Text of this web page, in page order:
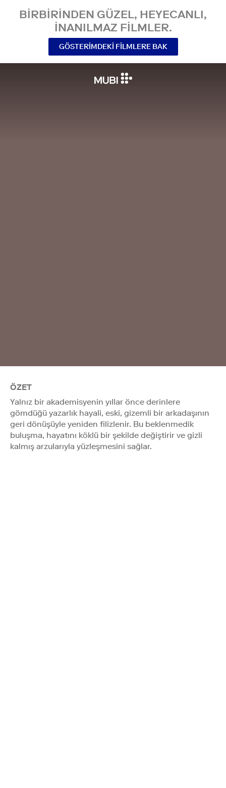
BIRBIRINDEN GÜZEL, HEYECANLI,
INANILMAZ FILMLER.
GÖSTERIMDEKI FILMLERE BAK
ÖZET
Yalnız bir akademisyenin yıllar önce derinlere
gömdüğü yazarlık hayali, eski, gizemli bir arkadaşının
geri dönüşüyle yeniden filizlenir. Bu beklenmedik
buluşma, hayatını köklü bir şekilde değiştirir ve gizli
kalmış arzularıyla yüzleşmesini sağlar.